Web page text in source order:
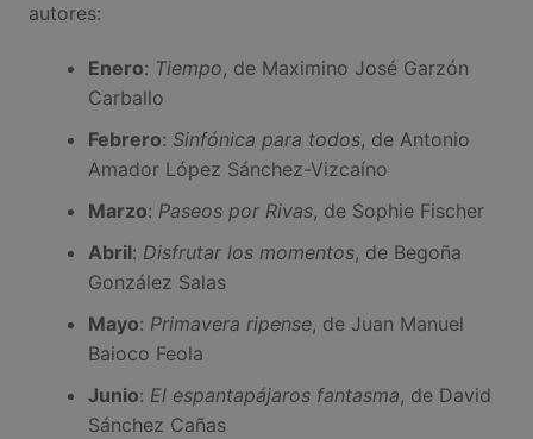
autores:
Enero: Tiempo, de Maximino José Garzón
Carballo
Febrero: Sinfónica para todos, de Antonio
Amador López Sánchez-Vizcaíno
Marzo: Paseos por Rivas, de Sophie Fischer
Abril: Disfrutar los momentos, de Begoña
González Salas
Mayo: Primavera ripense, de Juan Manuel
Baioco Feola
Junio: El espantapájaros fantasma, de David
Sánchez Cañas